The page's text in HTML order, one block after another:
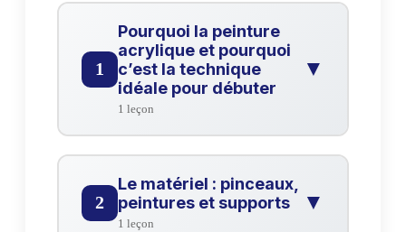
1
Pourquoi la peinture
acrylique et pourquoi
c’est la technique
idéale pour débuter
1 leçon
▼
?
Pourquoi la peinture acrylique et
pourquoi c'est la technique idéale
pour débuter
Vidéo
2
Le matériel : pinceaux,
peintures et supports
1 leçon
▼